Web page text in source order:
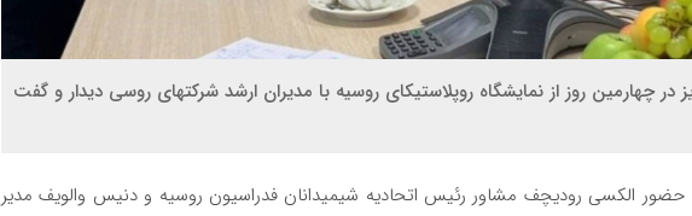
در چهارمين روز از نمايشگاه روپلاستيكاي روسيه با مديران ارشد شركتهاي روسي دیدار و گفت
حضور الکسی رودیچف مشاور رئیس اتحادیه شیمیدانان فدراسیون روسیه و دنیس والویف مدیر